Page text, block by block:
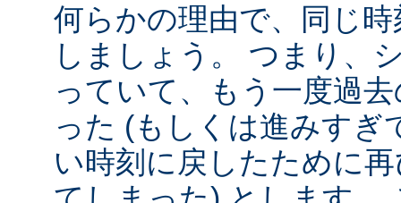
何らかの理由で、同じ
しましょう。 つまり、
っていて、もう一度過
った (もしくは進みすぎ
い時刻に戻したために